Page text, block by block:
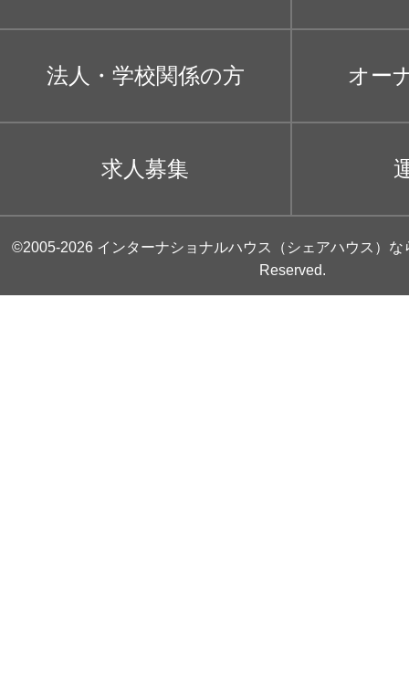
法人・学校関係の方 オー
求人募集
©2005-2026 インターナショナルハウス（シェアハウス）な
Reserved.